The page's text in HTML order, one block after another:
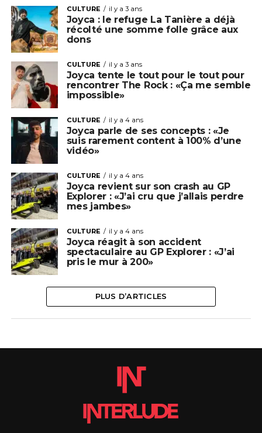
CULTURE il y a 3 ans
Joyca : le refuge La Tanière a déjà
récolté une somme folle grâce aux
dons
CULTURE il y a 3 ans
Joyca tente le tout pour le tout pour
rencontrer The Rock : «Ça me semble
impossible»
CULTURE il y a 4 ans
Joyca parle de ses concepts : «Je
suis rarement content à 100% d’une
vidéo»
CULTURE il y a 4 ans
Joyca revient sur son crash au GP
Explorer : «J’ai cru que j’allais perdre
mes jambes»
CULTURE il y a 4 ans
Joyca réagit à son accident
spectaculaire au GP Explorer : «J’ai
pris le mur à 200»
PLUS D’ARTICLES